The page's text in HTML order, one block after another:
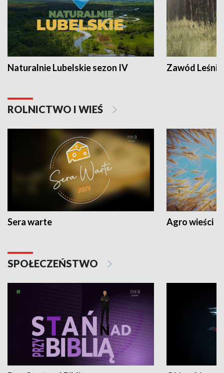
Naturalnie Lubelskie sezon IV Zawód Leśnik
ROLNICTWO I WIEŚ
Sera warte Agro wieści
SPOŁECZEŃSTWO